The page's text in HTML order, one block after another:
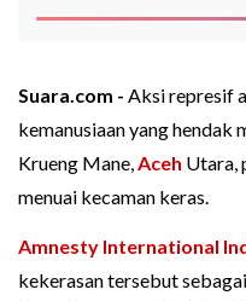
Suara.com - Aksi represif
kemanusiaan yang hendak
Krueng Mane,Aceh Utara,
menuai kecaman keras.
Amnesty International
kekerasan tersebut